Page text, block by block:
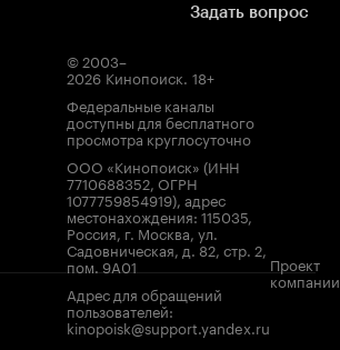
Задать вопрос
© 2003–
2026 Кинопоиск. 18+
Федеральные каналы
доступны для бесплатного
просмотра круглосуточно
ООО «Кинопоиск» (ИНН
7710688352, ОГРН
1077759854919), адрес
местонахождения: 115035,
Россия, г. Москва, ул.
Садовническая, д. 82, стр. 2,
пом. 9А01
Адрес для обращений
пользователей:
kinopoisk@support.yandex.ru
Проект
компании